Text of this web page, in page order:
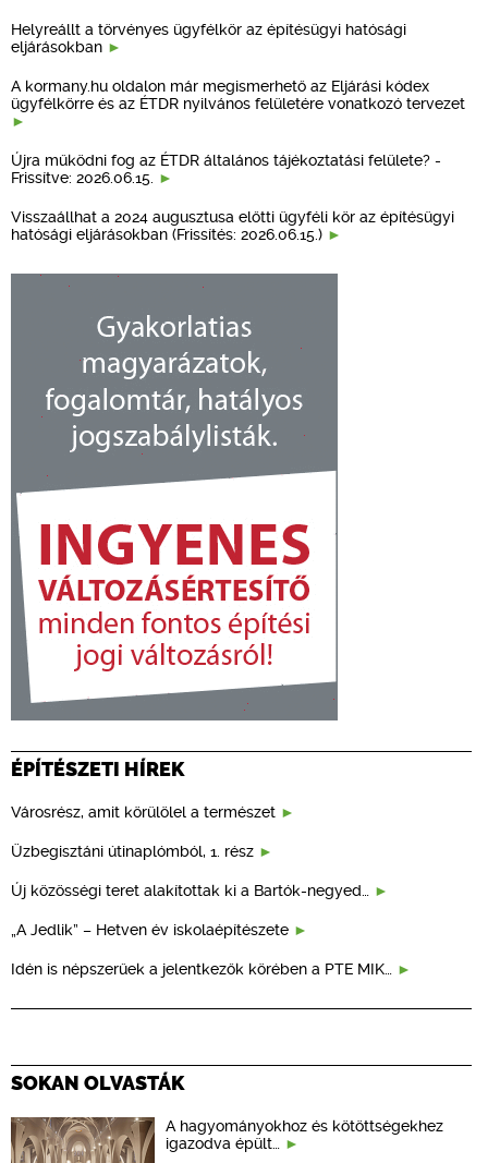
Helyreállt a törvényes ügyfélkör az építésügyi hatósági
eljárásokban
A kormany.hu oldalon már megismerhető az Eljárási kódex
ügyfélkörre és az ÉTDR nyilvános felületére vonatkozó tervezet
Újra működni fog az ÉTDR általános tájékoztatási felülete? -
Frissítve: 2026.06.15.
Visszaállhat a 2024 augusztusa előtti ügyféli kör az építésügyi
hatósági eljárásokban (Frissítés: 2026.06.15.)
ÉPÍTÉSZETI HÍREK
Városrész, amit körülölel a természet
Üzbegisztáni útinaplómból, 1. rész
Új közösségi teret alakítottak ki a Bartók-negyed…
„A Jedlik” – Hetven év iskolaépítészete
Idén is népszerűek a jelentkezők körében a PTE MIK…
SOKAN OLVASTÁK
A hagyományokhoz és kötöttségekhez
igazodva épült…